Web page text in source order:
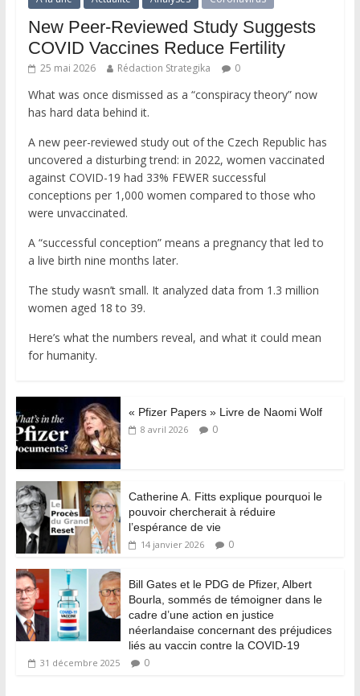
New Peer-Reviewed Study Suggests
COVID Vaccines Reduce Fertility
25 mai 2026 Rédaction Strategika 0
What was once dismissed as a “conspiracy theory” now
has hard data behind it.
A new peer-reviewed study out of the Czech Republic has
uncovered a disturbing trend: in 2022, women vaccinated
against COVID-19 had 33% FEWER successful
conceptions per 1,000 women compared to those who
were unvaccinated.
A “successful conception” means a pregnancy that led to
a live birth nine months later.
The study wasn’t small. It analyzed data from 1.3 million
women aged 18 to 39.
Here’s what the numbers reveal, and what it could mean
for humanity.
« Pfizer Papers » Livre de Naomi Wolf
8 avril 2026 0
Catherine A. Fitts explique pourquoi le
pouvoir chercherait à réduire
l’espérance de vie
14 janvier 2026 0
Bill Gates et le PDG de Pfizer, Albert
Bourla, sommés de témoigner dans le
cadre d’une action en justice
néerlandaise concernant des préjudices
liés au vaccin contre la COVID-19
31 décembre 2025 0